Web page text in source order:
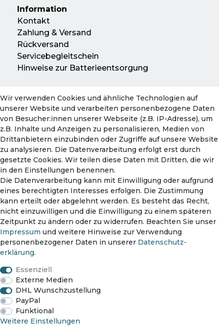
Information
Kontakt
Zahlung & Versand
Rückversand
Servicebegleitschein
Hinweise zur Batterieentsorgung
Konto
Mein Konto
Warenkorb
Zahlungsmethoden
Impressum
Wir verwenden Cookies und ähnliche Technologien auf
unserer Website und verarbeiten personenbezogene Daten
von Besucher:innen unserer Webseite (z.B. IP-Adresse), um
z.B. Inhalte und Anzeigen zu personalisieren, Medien von
Drittanbietern einzubinden oder Zugriffe auf unsere Website
zu analysieren. Die Datenverarbeitung erfolgt erst durch
gesetzte Cookies. Wir teilen diese Daten mit Dritten, die wir
in den Einstellungen benennen.
Die Datenverarbeitung kann mit Einwilligung oder aufgrund
eines berechtigten Interesses erfolgen. Die Zustimmung
kann erteilt oder abgelehnt werden. Es besteht das Recht,
nicht einzuwilligen und die Einwilligung zu einem späteren
Zeitpunkt zu ändern oder zu widerrufen. Beachten Sie unser
Impressum und weitere Hinweise zur Verwendung
personenbezogener Daten in unserer Daten­schutz­
erklärung.
Essenziell
Externe Medien
DHL Wunschzustellung
PayPal
Funktional
Weitere Einstellungen